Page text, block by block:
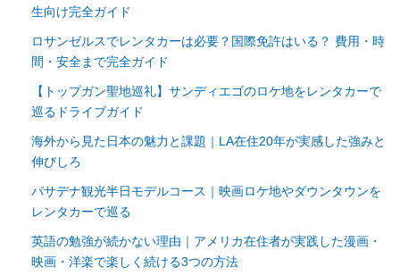
生向け完全ガイド
ロサンゼルスでレンタカーは必要？国際免許はいる？ 費用・時
間・安全まで完全ガイド
【トップガン聖地巡礼】サンディエゴのロケ地をレンタカーで
巡るドライブガイド
海外から見た日本の魅力と課題｜LA在住20年が実感した強みと
伸びしろ
パサデナ観光半日モデルコース｜映画ロケ地やダウンタウンを
レンタカーで巡る
英語の勉強が続かない理由｜アメリカ在住者が実践した漫画・
映画・洋楽で楽しく続ける3つの方法